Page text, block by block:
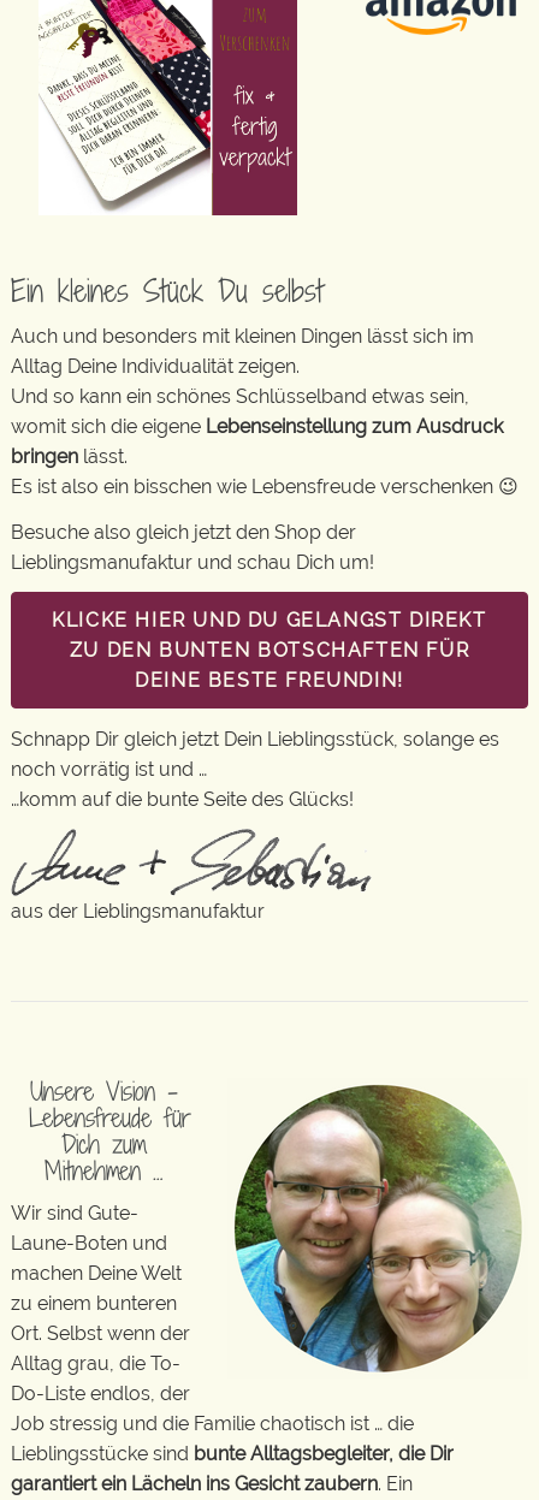
Ein kleines Stück Du selbst
Auch und besonders mit kleinen Dingen lässt sich im
Alltag Deine Individualität zeigen.
Und so kann ein schönes Schlüsselband etwas sein,
womit sich die eigene Lebenseinstellung zum Ausdruck
bringen lässt.
Es ist also ein bisschen wie Lebensfreude verschenken 😉
Besuche also gleich jetzt den Shop der
Lieblingsmanufaktur und schau Dich um!
KLICKE HIER UND DU GELANGST DIREKT
ZU DEN BUNTEN BOTSCHAFTEN FÜR
DEINE BESTE FREUNDIN!
Schnapp Dir gleich jetzt Dein Lieblingsstück, solange es
noch vorrätig ist und …
…komm auf die bunte Seite des Glücks!
aus der Lieblingsmanufaktur
Unsere Vision –
Lebensfreude für
Dich zum
Mitnehmen …
Wir sind Gute-
Laune-Boten und
machen Deine Welt
zu einem bunteren
Ort. Selbst wenn der
Alltag grau, die To-
Do-Liste endlos, der
Job stressig und die Familie chaotisch ist … die
Lieblingsstücke sind bunte Alltagsbegleiter, die Dir
garantiert ein Lächeln ins Gesicht zaubern. Ein